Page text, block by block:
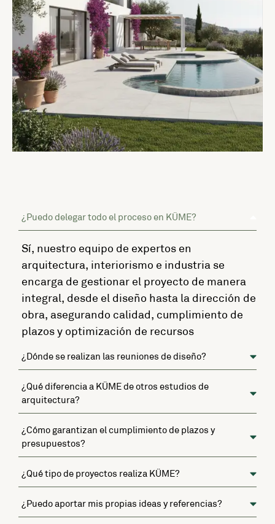
¿Puedo delegar todo el proceso en KÜME?
Sí, nuestro equipo de expertos en
arquitectura, interiorismo e industria se
encarga de gestionar el proyecto de manera
integral, desde el diseño hasta la dirección de
obra, asegurando calidad, cumplimiento de
plazos y optimización de recursos
¿Dónde se realizan las reuniones de diseño?
¿Qué diferencia a KÜME de otros estudios de
arquitectura?
¿Cómo garantizan el cumplimiento de plazos y
presupuestos?
¿Qué tipo de proyectos realiza KÜME?
¿Puedo aportar mis propias ideas y referencias?